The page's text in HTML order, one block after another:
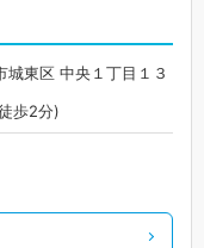
東区 中央１丁目１３
歩2分)